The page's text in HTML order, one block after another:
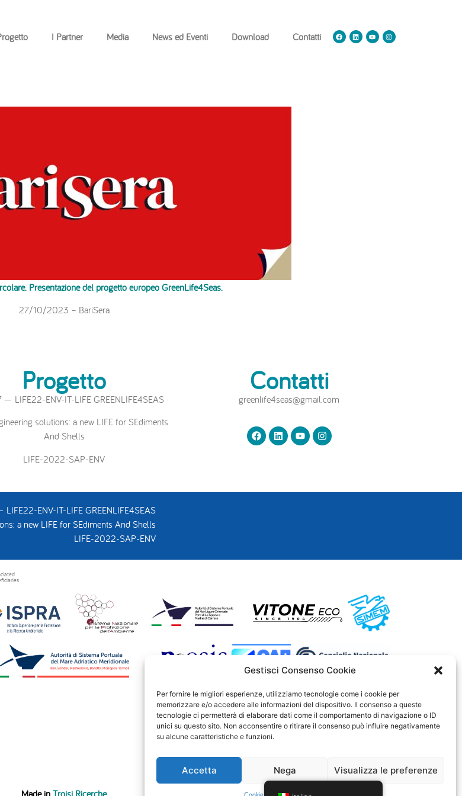
Gestisci Consenso Cookie
Per fornire le migliori esperienze, utilizziamo tecnologie come i cookie per
memorizzare e/o accedere alle informazioni del dispositivo. Il consenso a queste
tecnologie ci permetterà di elaborare dati come il comportamento di navigazione o ID
unici su questo sito. Non acconsentire o ritirare il consenso può influire negativamente
su alcune caratteristiche e funzioni.
Accetta Nega Visualizza le preferenze
I Partner Media News ed Eventi Download Contatti
Presentazione del progetto europeo GreenLife4Seas.
27/10/2023 – BariSera
Progetto
— LIFE22-ENV-IT-LIFE GREENLIFE4SEAS
solutions: a new LIFE for SEdiments
And Shells
LIFE-2022-SAP-ENV
Contatti
greenlife4seas@gmail.com
LIFE22-ENV-IT-LIFE GREENLIFE4SEAS
a new LIFE for SEdiments And Shells
LIFE-2022-SAP-ENV
Made in Troisi Ricerche